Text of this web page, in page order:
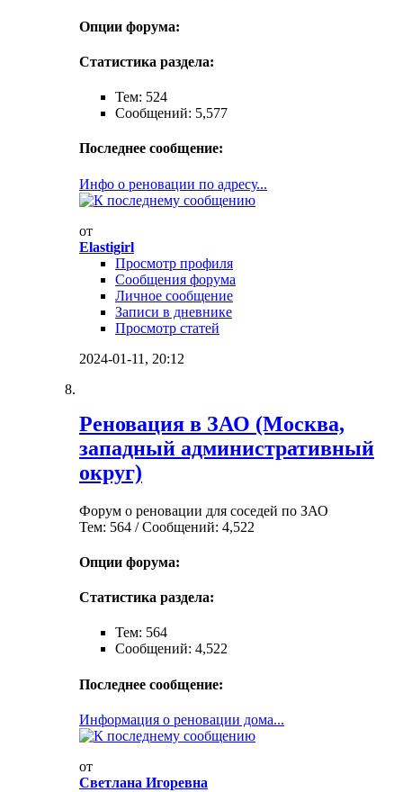
Опции форума:
Статистика раздела:
Тем: 524
Сообщений: 5,577
Последнее сообщение:
Инфо о реновации по адресу...
от
Elastigirl
Просмотр профиля
Сообщения форума
Личное сообщение
Записи в дневнике
Просмотр статей
2024-01-11, 20:12
Реновация в ЗАО (Москва,
западный административный
округ)
Форум о реновации для соседей по ЗАО
Тем: 564 / Сообщений: 4,522
Опции форума:
Статистика раздела:
Тем: 564
Сообщений: 4,522
Последнее сообщение:
Информация о реновации дома...
от
Светлана Игоревна